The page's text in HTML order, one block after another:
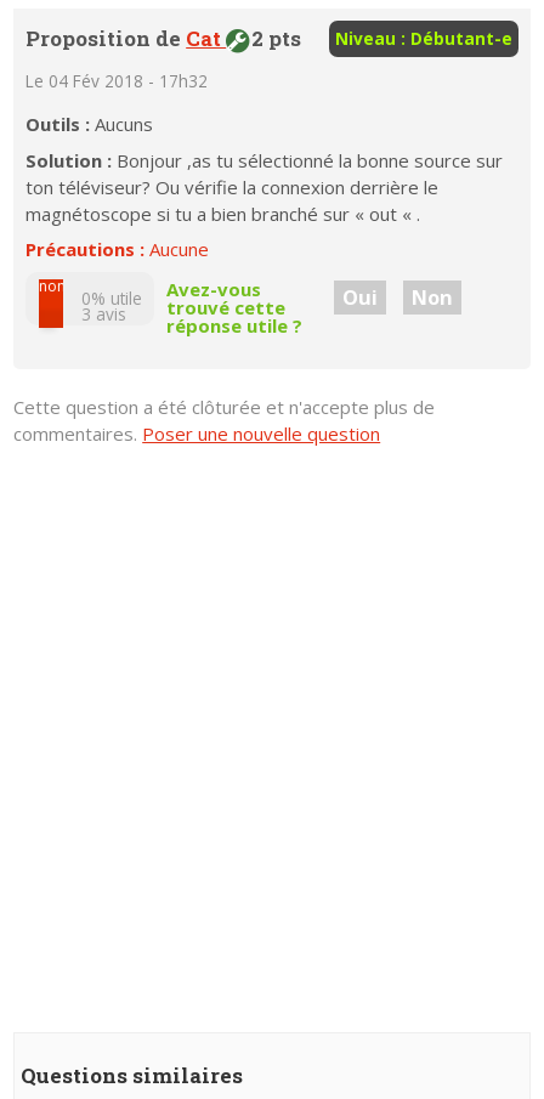
Niveau : Débutant-e
Proposition de Cat 2 pts
Le 04 Fév 2018 - 17h32
Outils :Aucuns
Solution : Bonjour ,as tu sélectionné la bonne source sur
ton téléviseur? Ou vérifie la connexion derrière le
magnétoscope si tu a bien branché sur « out « .
Précautions :Aucune
non
0% utile
3 avis
Avez-vous
trouvé cette
réponse utile ?
Oui Non
Cette question a été clôturée et n'accepte plus de
commentaires. Poser une nouvelle question
Questions similaires